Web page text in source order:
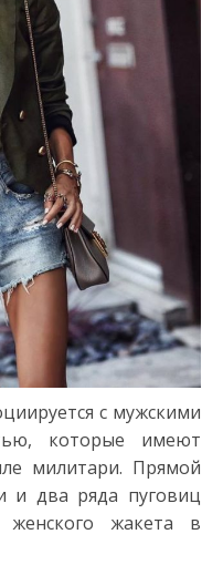
с мужскими
которые имеют
милитари. Прямой
и два ряда пуговиц
жакета в